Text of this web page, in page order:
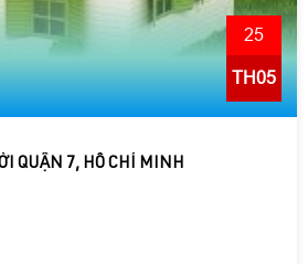
25
TH05
QUẬN 7, HỒ CHÍ MINH